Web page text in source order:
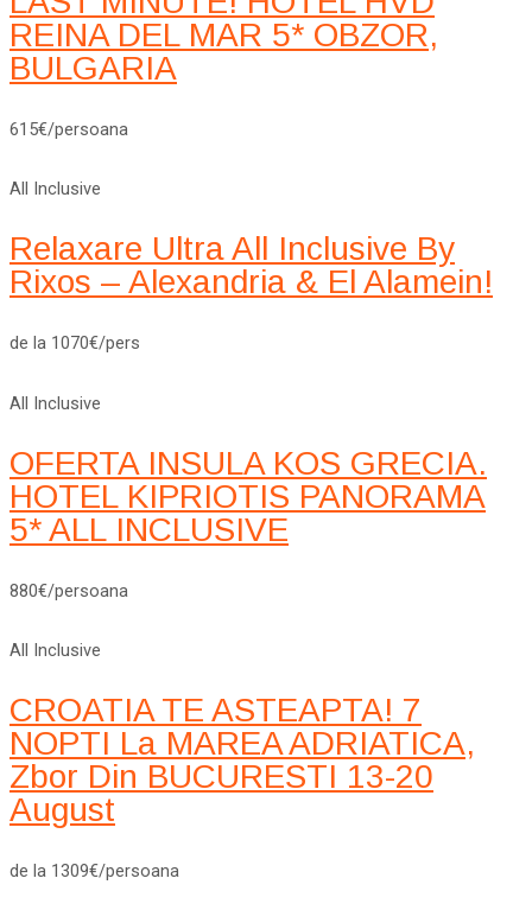
REINA DEL MAR 5* OBZOR,
BULGARIA
615€/persoana
All Inclusive
Relaxare Ultra All Inclusive By
Rixos – Alexandria & El Alamein!
de la 1070€/pers
All Inclusive
OFERTA INSULA KOS GRECIA.
HOTEL KIPRIOTIS PANORAMA
5* ALL INCLUSIVE
880€/persoana
All Inclusive
CROATIA TE ASTEAPTA! 7
NOPTI La MAREA ADRIATICA,
Zbor Din BUCURESTI 13-20
August
de la 1309€/persoana